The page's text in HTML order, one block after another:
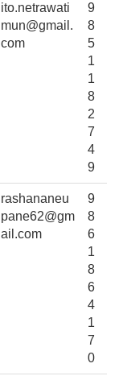
ito.netrawati
mun@gmail.
com
9
8
5
1
1
8
2
7
4
9
rashananeu
pane62@gm
ail.com
9
8
6
1
8
6
4
1
7
0